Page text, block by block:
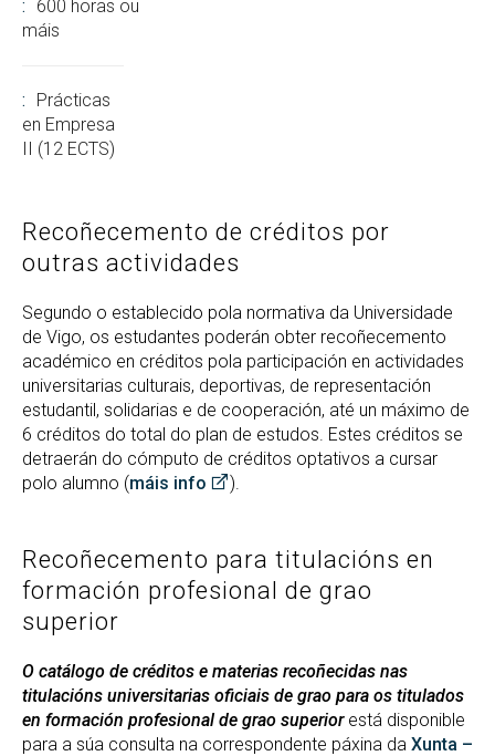
600 horas ou
máis
Prácticas
en Empresa
II (12 ECTS)
Recoñecemento de créditos por
outras actividades
Segundo o establecido pola normativa da Universidade
de Vigo, os estudantes poderán obter recoñecemento
académico en créditos pola participación en actividades
universitarias culturais, deportivas, de representación
estudantil, solidarias e de cooperación, até un máximo de
6 créditos do total do plan de estudos. Estes créditos se
detraerán do cómputo de créditos optativos a cursar
polo alumno (máis info ).
Recoñecemento para titulacións en
formación profesional de grao
superior
O catálogo de créditos e materias recoñecidas nas
titulacións universitarias oficiais de grao para os titulados
en formación profesional de grao superior está disponible
para a súa consulta na correspondente páxina da Xunta –